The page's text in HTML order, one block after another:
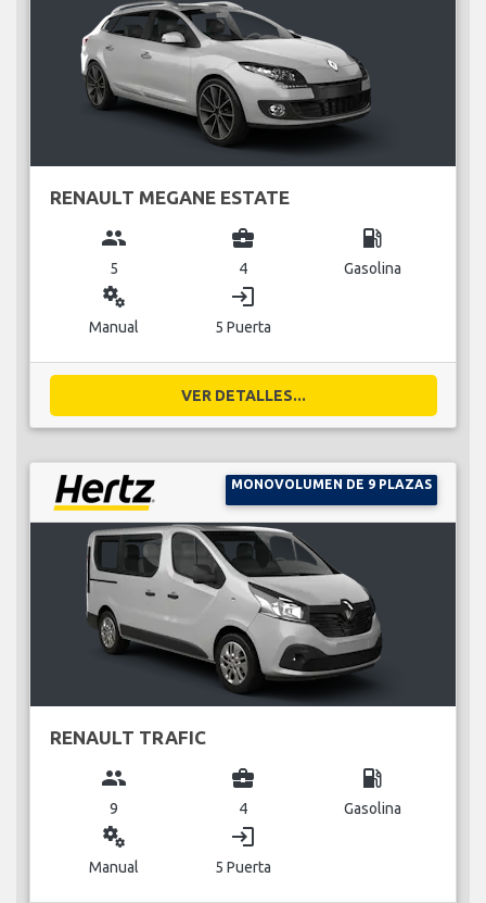
RENAULT MEGANE ESTATE
group
5
business_center
4
local_gas_station
Gasolina
miscellaneous_services
Manual
login
5 Puerta
VER DETALLES...
MONOVOLUMEN DE 9 PLAZAS
RENAULT TRAFIC
group
9
business_center
4
local_gas_station
Gasolina
miscellaneous_services
Manual
login
5 Puerta